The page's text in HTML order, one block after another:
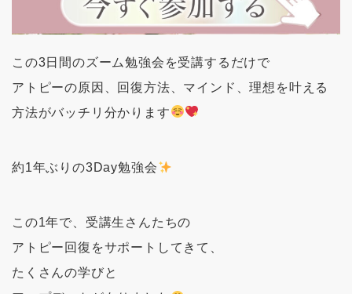
この3日間のズーム勉強会を受講するだけで
アトピーの原因、回復方法、マインド、理想を叶える
方法がバッチリ分かります
約1年ぶりの3Day勉強会
この1年で、受講生さんたちの
アトピー回復をサポートしてきて、
たくさんの学びと